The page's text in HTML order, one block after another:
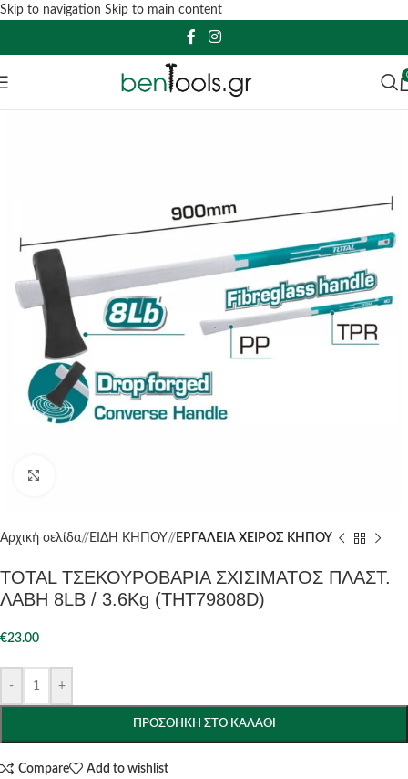
Skip to navigation Skip to main content
Αρχική σελίδα/ ΕΙΔΗ ΚΗΠΟΥ/ ΕΡΓΑΛΕΙΑ ΧΕΙΡΟΣ ΚΗΠΟΥ
TOTAL ΤΣΕΚΟΥΡΟΒΑΡΙΑ ΣΧΙΣΙΜΑΤΟΣ ΠΛΑΣΤ.
ΛΑΒΗ 8LB / 3.6Kg (THT79808D)
€23.00
- +
ΠΡΟΣΘΉΚΗ ΣΤΟ ΚΑΛΆΘΙ
Compare Add to wishlist